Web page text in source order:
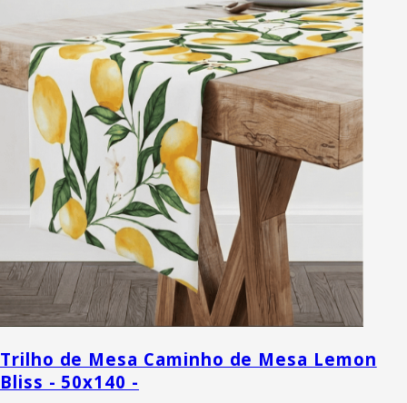
Trilho de Mesa Caminho de Mesa Lemon
Bliss - 50x140 -